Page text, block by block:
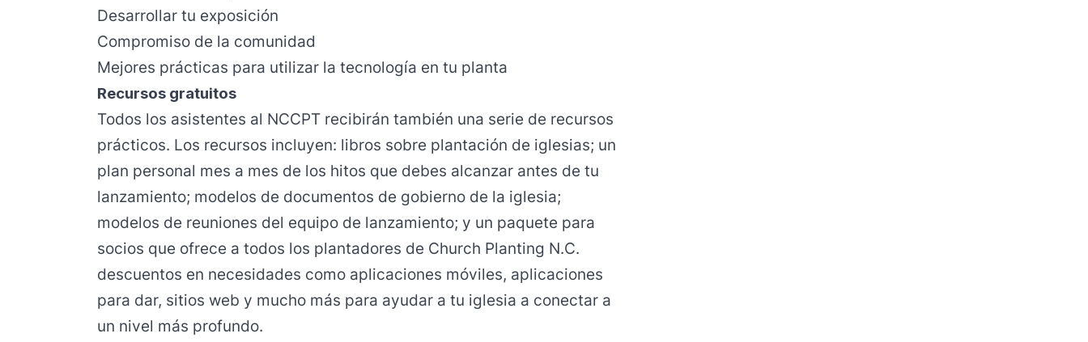
Desarrollar tu exposición
Compromiso de la comunidad
Mejores prácticas para utilizar la tecnología en tu planta
Recursos gratuitos
Todos los asistentes al NCCPT recibirán también una serie de recursos
prácticos. Los recursos incluyen: libros sobre plantación de iglesias; un
plan personal mes a mes de los hitos que debes alcanzar antes de tu
lanzamiento; modelos de documentos de gobierno de la iglesia;
modelos de reuniones del equipo de lanzamiento; y un paquete para
socios que ofrece a todos los plantadores de Church Planting N.C.
descuentos en necesidades como aplicaciones móviles, aplicaciones
para dar, sitios web y mucho más para ayudar a tu iglesia a conectar a
un nivel más profundo.